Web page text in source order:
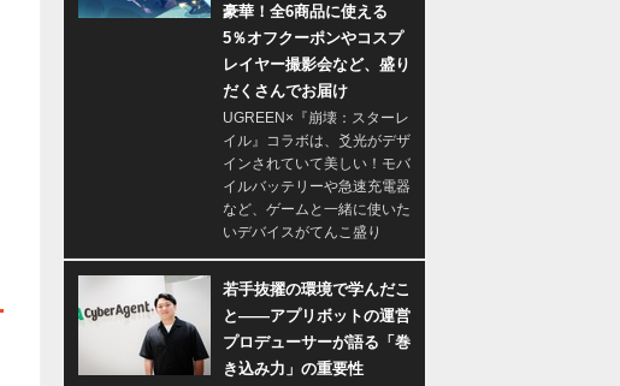
豪華！全6商品に使える
5％オフクーポンやコスプ
レイヤー撮影会など、盛り
だくさんでお届け
UGREEN×『崩壊：スターレ
イル』コラボは、爻光がデザ
インされていて美しい！モバ
イルバッテリーや急速充電器
など、ゲームと一緒に使いた
いデバイスがてんこ盛り
若手抜擢の環境で学んだこ
と――アプリボットの運営
プロデューサーが語る「巻
き込み力」の重要性